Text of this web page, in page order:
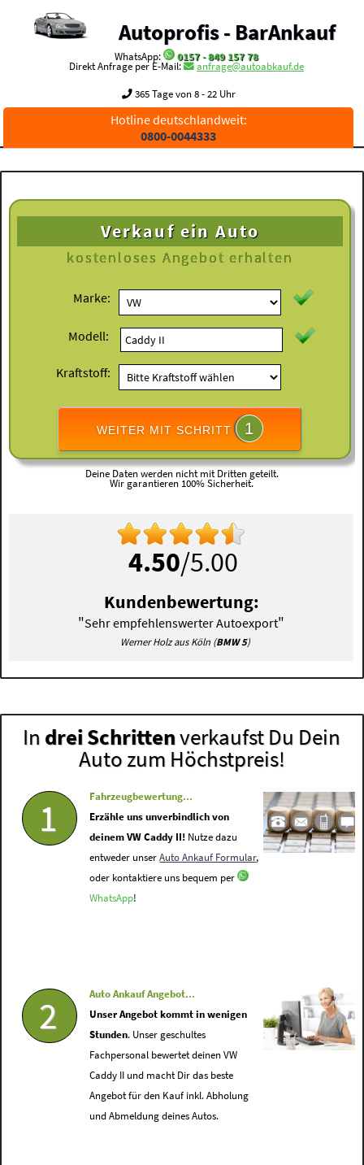
Autoprofis - BarAnkauf
WhatsApp:
0157 - 849 157 78
Direkt Anfrage per E-Mail:
anfrage@autoabkauf.de
365 Tage von 8 - 22 Uhr
Hotline deutschlandweit:
0800-0044333
Verkauf ein Auto
kostenloses Angebot erhalten
Marke:
Modell:
Kraftstoff:
WEITER MIT SCHRITT 1
Deine Daten werden nicht mit Dritten geteilt.
Wir garantieren 100% Sicherheit.
4.50/5.00
Kundenbewertung:
"Sehr empfehlenswerter Autoexport"
Werner Holz aus Köln (BMW 5)
In drei Schrittenverkaufst Du Dein
Auto zum Höchstpreis!
1
Fahrzeugbewertung...
Erzähle uns unverbindlich von
deinem VW Caddy II! Nutze dazu
entweder unserAuto Ankauf Formular,
oder kontaktiere uns bequem per
WhatsApp!
2
Auto Ankauf Angebot...
Unser Angebot kommt in wenigen
Stunden. Unser geschultes
Fachpersonal bewertet deinen VW
Caddy II und macht Dir das beste
Angebot für den Kauf inkl. Abholung
und Abmeldung deines Autos.